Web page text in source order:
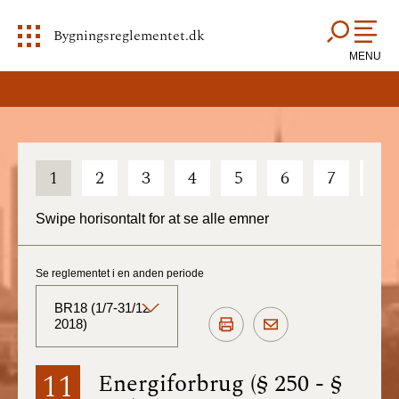
Bygningsreglementet.dk
MENU
1 2 3 4 5 6 7
Swipe horisontalt for at se alle emner
11 Energiforbrug (§ 250 - §
Se reglementet i en anden periode
BR18 (1/7-31/12
2018)
BR18 (Aktuelt)